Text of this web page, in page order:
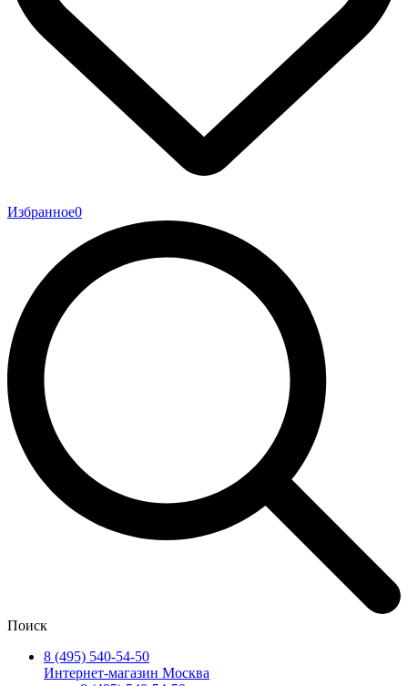
Избранное0
Поиск
8 (495) 540-54-50
Интернет-магазин Москва